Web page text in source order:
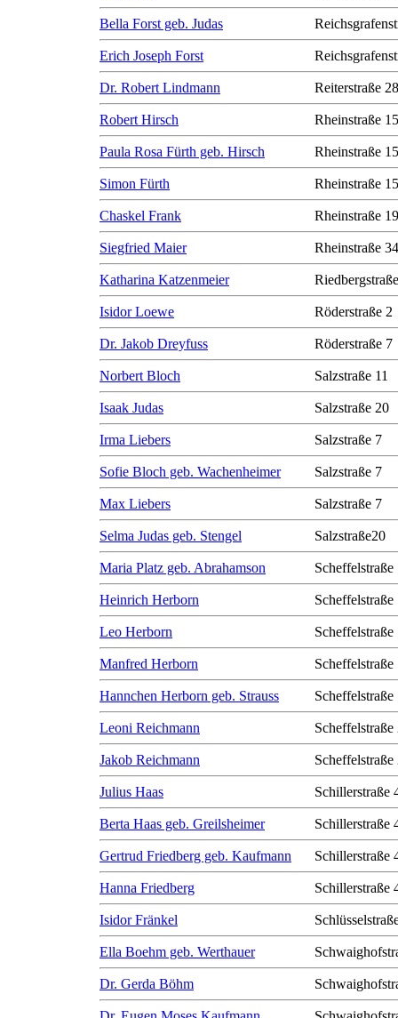
Bella Forst geb. Judas
Erich Joseph Forst
Dr. Robert Lindmann Reiterstraße 28
Robert Hirsch Rheinstraße 15
Paula Rosa Fürth geb. Hirsch Rheinstraße 15
Simon Fürth Rheinstraße 15
Chaskel Frank Rheinstraße 19
Siegfried Maier Rheinstraße 34
Katharina Katzenmeier
Isidor Loewe Röderstraße 2
Dr. Jakob Dreyfuss Röderstraße 7
Norbert Bloch Salzstraße 11
Isaak Judas Salzstraße 20
Irma Liebers Salzstraße 7
Sofie Bloch geb. Wachenheimer Salzstraße 7
Max Liebers Salzstraße 7
Selma Judas geb. Stengel Salzstraße20
Maria Platz geb. Abrahamson Scheffelstraße
Heinrich Herborn Scheffelstraße
Leo Herborn Scheffelstraße
Manfred Herborn Scheffelstraße
Hannchen Herborn geb. Strauss Scheffelstraße
Leoni Reichmann Scheffelstraße
Jakob Reichmann Scheffelstraße
Julius Haas Schillerstraße
Berta Haas geb. Greilsheimer Schillerstraße
Gertrud Friedberg geb. Kaufmann Schillerstraße
Hanna Friedberg Schillerstraße
Isidor Fränkel
Ella Boehm geb. Werthauer
Dr. Gerda Böhm